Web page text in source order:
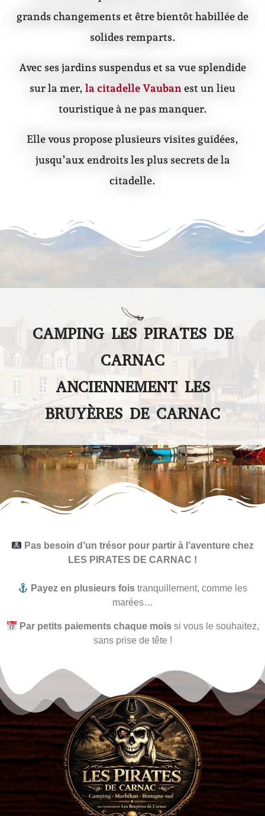
grands changements et être bientôt habillée de
solides remparts.
Avec ses jardins suspendus et sa vue splendide
sur la mer, la citadelle Vauban est un lieu
touristique à ne pas manquer.
Elle vous propose plusieurs visites guidées,
jusqu’aux endroits les plus secrets de la
citadelle.
CAMPING LES PIRATES DE
CARNAC
ANCIENNEMENT LES
BRUYÈRES DE CARNAC
Pas besoin d’un trésor pour partir à l’aventure chez
LES PIRATES DE CARNAC !
Payez en plusieurs fois tranquillement, comme les
marées…
Par petits paiements chaque moissi vous le souhaitez,
sans prise de tête !